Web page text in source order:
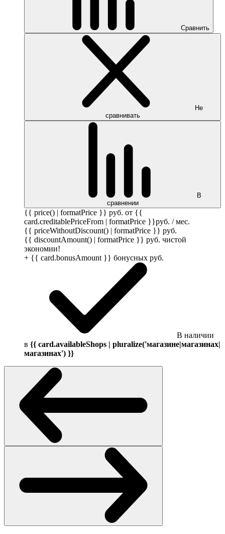
Сравнить
Не
сравнивать
В
сравнении
{{ price() | formatPrice }} руб. от {{
card.creditablePriceFrom | formatPrice }}руб. / мес.
{{ priceWithoutDiscount() | formatPrice }} руб.
{{ discountAmount() | formatPrice }} руб. чистой
экономии!
+ {{ card.bonusAmount }} бонусных руб.
В наличии
в {{ card.availableShops | pluralize('магазине|магазинах|
магазинах') }}